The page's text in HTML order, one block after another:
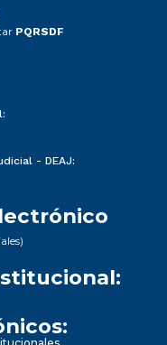
PQRSDF
- DEAJ: